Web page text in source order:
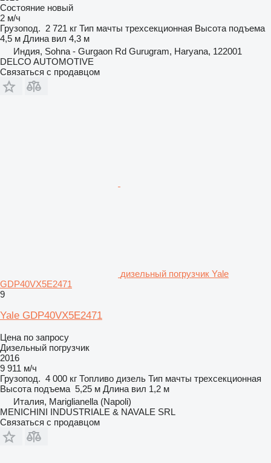
Состояние новый
2 м/ч
Грузопод. 2 721 кг Тип мачты трехсекционная Высота подъема
4,5 м Длина вил 4,3 м
Индия, Sohna - Gurgaon Rd Gurugram, Haryana, 122001
DELCO AUTOMOTIVE
Связаться с продавцом
дизельный погрузчик Yale
GDP40VX5E2471
9
Yale GDP40VX5E2471
Цена по запросу
Дизельный погрузчик
2016
9 911 м/ч
Грузопод. 4 000 кг Топливо дизель Тип мачты трехсекционная
Высота подъема 5,25 м Длина вил 1,2 м
Италия, Mariglianella (Napoli)
MENICHINI INDUSTRIALE & NAVALE SRL
Связаться с продавцом